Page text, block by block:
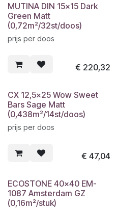
MUTINA DIN 15x15 Dark
Green Matt
(0,72m²/32st/doos)
prijs per doos
€ 220,32
CX 12,5x25 Wow Sweet
Bars Sage Matt
(0,438m²/14st/doos)
prijs per doos
€ 47,04
ECOSTONE 40x40 EM-
1087 Amsterdam GZ
(0,16m²/stuk)